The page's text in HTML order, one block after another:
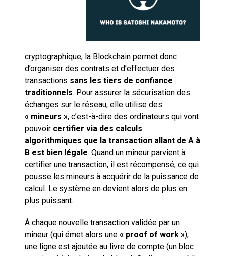
cryptographique, la Blockchain permet donc
d’organiser des contrats et d’effectuer des
transactions sans les tiers de confiance
traditionnels. Pour assurer la sécurisation des
échanges sur le réseau, elle utilise des
« mineurs », c’est-à-dire des ordinateurs qui vont
pouvoir certifier via des calculs
algorithmiques que la transaction allant de A à
B est bien légale. Quand un mineur parvient à
certifier une transaction, il est récompensé, ce qui
pousse les mineurs à acquérir de la puissance de
calcul. Le système en devient alors de plus en
plus puissant.
À chaque nouvelle transaction validée par un
mineur (qui émet alors une « proof of work »),
une ligne est ajoutée au livre de compte (un bloc